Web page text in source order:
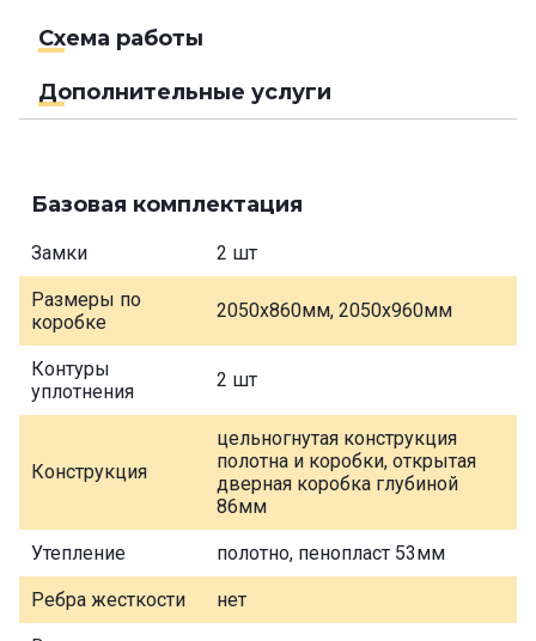
Схема работы
Дополнительные услуги
Базовая комплектация
Замки 2 шт
Размеры по
коробке
2050х860мм, 2050х960мм
Контуры
уплотнения
2 шт
Конструкция
цельногнутая конструкция
полотна и коробки, открытая
дверная коробка глубиной
86мм
Утепление полотно, пенопласт 53мм
Ребра жесткости нет